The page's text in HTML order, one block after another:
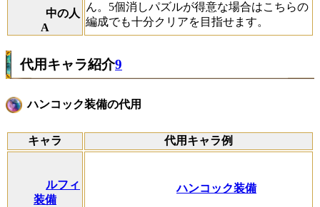
中の人
A
ん。5個消しパズルが得意な場合はこちらの
編成でも十分クリアを目指せます。
代用キャラ紹介9
ハンコック装備の代用
キャラ 代用キャラ例
ルフィ
装備
ハンコック装備